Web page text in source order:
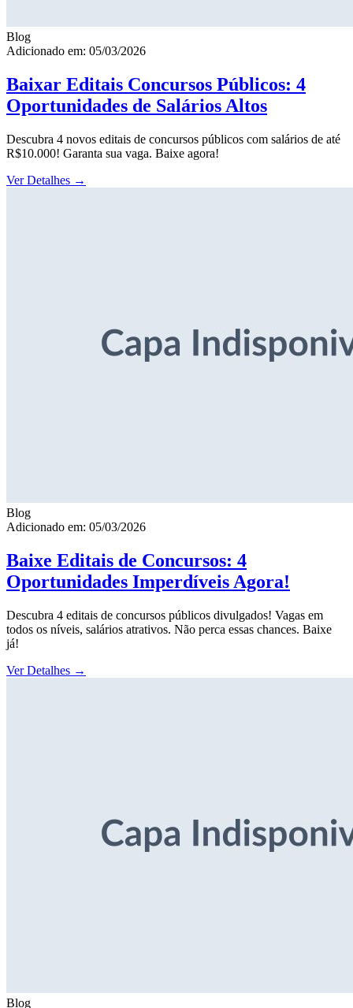
Blog
Adicionado em: 05/03/2026
Baixar Editais Concursos Públicos: 4
Oportunidades de Salários Altos
Descubra 4 novos editais de concursos públicos com salários de até
R$10.000! Garanta sua vaga. Baixe agora!
Ver Detalhes →
Blog
Adicionado em: 05/03/2026
Baixe Editais de Concursos: 4
Oportunidades Imperdíveis Agora!
Descubra 4 editais de concursos públicos divulgados! Vagas em
todos os níveis, salários atrativos. Não perca essas chances. Baixe
já!
Ver Detalhes →
Blog